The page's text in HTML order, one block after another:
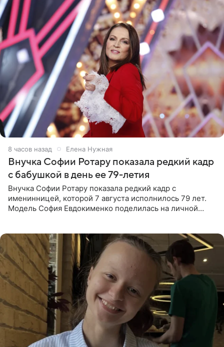
8 часов назад Елена Нужная
Внучка Софии Ротару показала редкий кадр
с бабушкой в день ее 79-летия
Внучка Софии Ротару показала редкий кадр с
именинницей, которой 7 августа исполнилось 79 лет.
Модель София Евдокименко поделилась на личной